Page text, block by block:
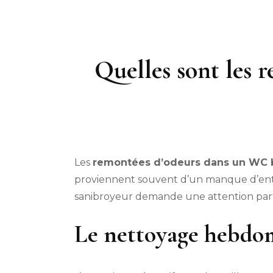
Quelles sont les
Les remontées d’odeurs dans un WC
proviennent souvent d’un manque
sanibroyeur demande une attention
Le nettoyage